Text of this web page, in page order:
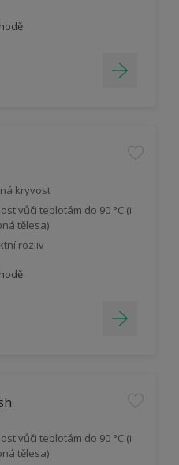
kryvost
vůči teplotám do 90 °C (i
tělesa)
rozliv
vůči teplotám do 90 °C (i
tělesa)